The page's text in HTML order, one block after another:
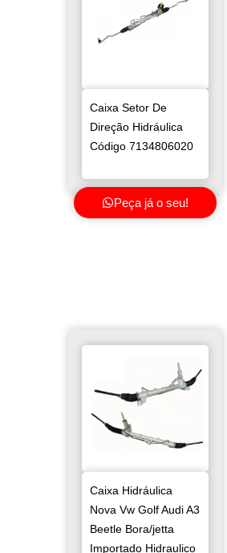
Caixa Setor De
Direção Hidráulica
Código 7134806020
Peça já o seu!
Caixa Hidráulica
Nova Vw Golf Audi A3
Beetle Bora/jetta
Importado Hidraulico